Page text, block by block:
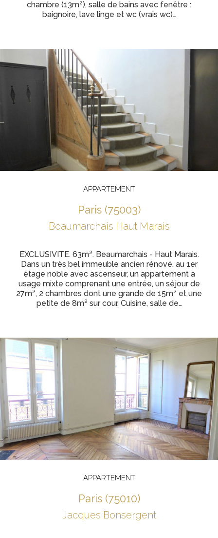
chambre (13m²), salle de bains avec fenêtre :
baignoire, lave linge et wc (vrais wc)…
APPARTEMENT
paris (75003)
Beaumarchais Haut Marais
EXCLUSIVITE. 63m². Beaumarchais - Haut Marais.
Dans un très bel immeuble ancien rénové, au 1er
étage noble avec ascenseur, un appartement à
usage mixte comprenant une entrée, un séjour de
27m², 2 chambres dont une grande de 15m² et une
petite de 8m² sur cour. Cuisine, salle de…
APPARTEMENT
paris (75010)
Jacques Bonsergent